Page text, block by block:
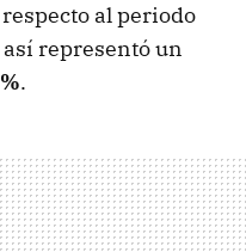
respecto al periodo
representó un
.